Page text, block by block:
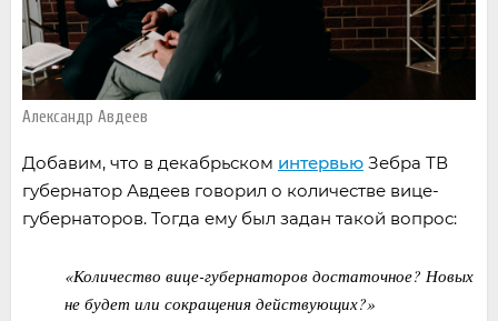
Александр Авдеев
Добавим, что в декабрьском интервью Зебра ТВ
губернатор Авдеев говорил о количестве вице-
губернаторов. Тогда ему был задан такой вопрос:
«Количество вице-губернаторов достаточное? Новых
не будет или сокращения действующих?»